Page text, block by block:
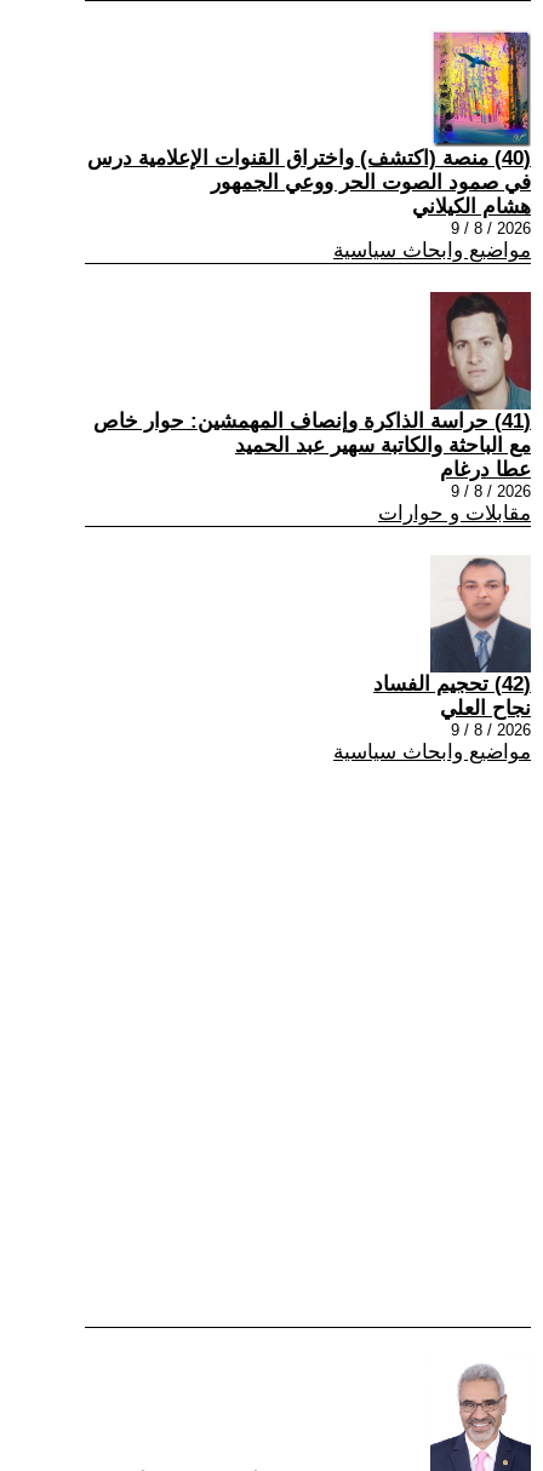
(40) منصة (اكتشف) واختراق القنوات الإعلامية درس
في صمود الصوت الحر ووعي الجمهور
هشام الكيلاني
2026 / 8 / 9
مواضيع وابحاث سياسية
(41) حراسة الذاكرة وإنصاف المهمشين: حوار خاص
مع الباحثة والكاتبة سهير عبد الحميد
عطا درغام
2026 / 8 / 9
مقابلات و حوارات
(42) تحجيم الفساد
نجاح العلي
2026 / 8 / 9
مواضيع وابحاث سياسية